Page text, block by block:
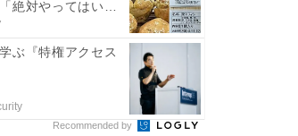
絶対やってはいけ
ぶ『特権アクセス
Recommended by